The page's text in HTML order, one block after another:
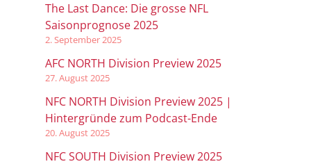
The Last Dance: Die grosse NFL
Saisonprognose 2025
2. September 2025
AFC NORTH Division Preview 2025
27. August 2025
NFC NORTH Division Preview 2025 |
Hintergründe zum Podcast-Ende
20. August 2025
NFC SOUTH Division Preview 2025